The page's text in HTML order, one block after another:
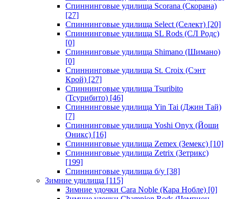
Спиннинговые удилища Scorana (Скорана)
[27]
Спиннинговые удилища Select (Селект) [20]
Спиннинговые удилища SL Rods (СЛ Родс)
[0]
Спиннинговые удилища Shimano (Шимано)
[0]
Спиннинговые удилища St. Croix (Сэнт
Крой) [27]
Спиннинговые удилища Tsuribito
(Тсурибито) [46]
Спиннинговые удилища Yin Tai (Джин Тай)
[7]
Спиннинговые удилища Yoshi Onyx (Йоши
Оникс) [16]
Спиннинговые удилища Zemex (Земекс) [10]
Спиннинговые удилища Zetrix (Зетрикс)
[199]
Спиннинговые удилища б/у [38]
Зимние удилища [115]
Зимние удочки Cara Noble (Кара Нобле) [0]